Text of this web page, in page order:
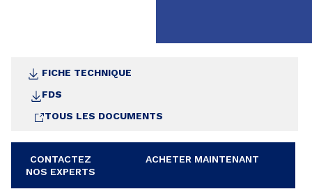
FICHE TECHNIQUE
FDS
TOUS LES DOCUMENTS
CONTACTEZ
NOS EXPERTS
ACHETER MAINTENANT